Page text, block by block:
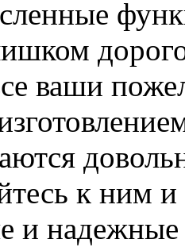
ваши
к ним
и